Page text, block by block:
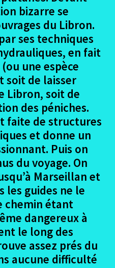
bizarre se
du Libron.
ses techniques
en fait
une espèce
soit de laisser
Libron, soit de
des péniches.
faite de structures
et donne un
Puis on
du voyage. On
Marseillan et
les guides ne le
chemin étant
dangereux à
le long des
assez prés du
aucune difficulté